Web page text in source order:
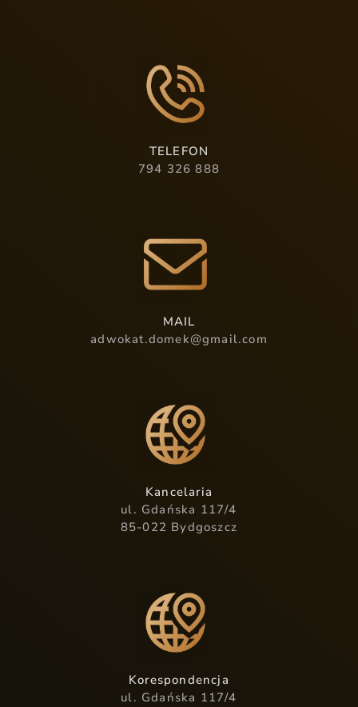
TELEFON
794 326 888
MAIL
adwokat.domek@gmail.com
Kancelaria
ul. Gdańska 117/4
85-022 Bydgoszcz
Korespondencja
ul. Gdańska 117/4